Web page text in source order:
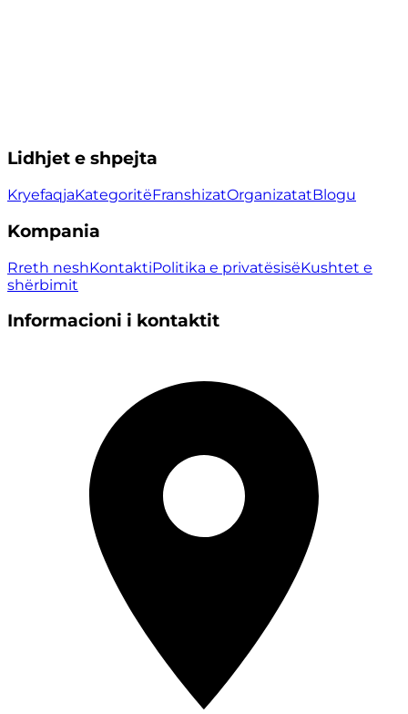
Lidhjet e shpejta
KryefaqjaKategoritëFranshizatOrganizatatBlogu
Kompania
Rreth neshKontaktiPolitika e privatësisëKushtet e
shërbimit
Informacioni i kontaktit